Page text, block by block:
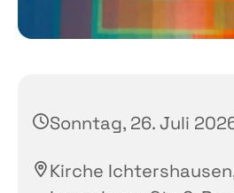
Sonntag, 26. Juli
Kirche